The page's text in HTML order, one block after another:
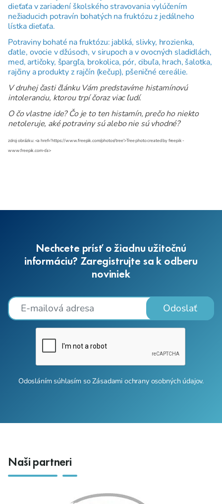
dieťaťa v zariadení školského stravovania vylúčením
nežiaducich potravín bohatých na fruktózu z jedálneho
lístka dieťaťa.
Potraviny bohaté na fruktózu: jablká, slivky, hrozienka,
ďatle, ovocie v džúsoch, v sirupoch a v ovocných sladidlách,
med, artičoky, špargľa, brokolica, pór, cibuľa, hrach, šalotka,
rajčiny a produkty z rajčín (kečup), pšeničné cereálie.
V druhej časti článku Vám predstavíme histamínovú
intoleranciu, ktorou trpí čoraz viac ľudí.
O čo vlastne ide? Čo je to ten histamín, prečo ho niekto
netoleruje, aké potraviny sú alebo nie sú vhodné?
zdroj obrázku: <a href='https://www.freepik.com/photos/tree'>Tree photo created by freepik -
www.freepik.com</a>
Nechcete prísť o žiadnu užitočnú
informáciu? Zaregistrujte sa k odberu
noviniek
Odoslať
Odosláním súhlasím soZásadami ochrany osobných údajov.
Naši partneri